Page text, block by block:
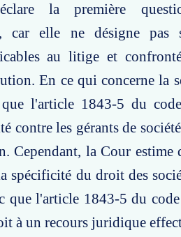
la première
car elle ne désigne pas
au litige et
En ce qui concerne la
que l'article 1843-5 du
contre les gérants de
Cependant, la Cour estime
spécificité du droit des
que l'article 1843-5 du
à un recours juridique